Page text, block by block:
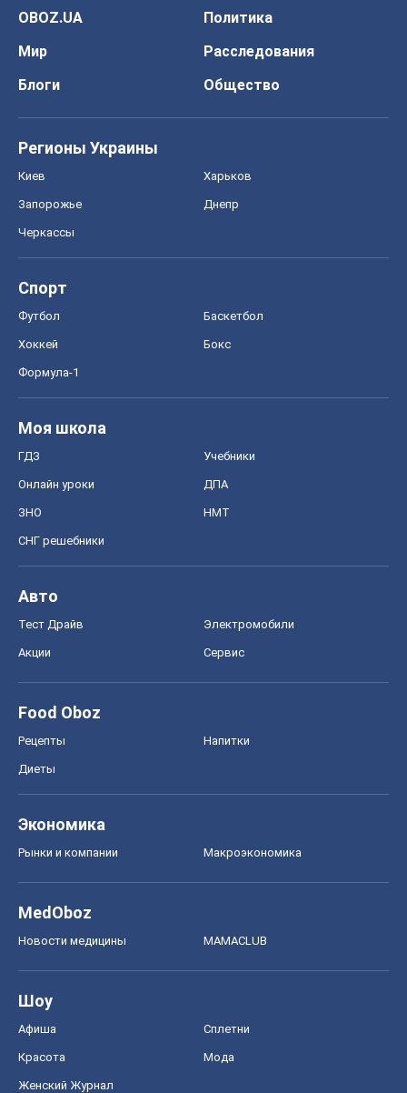
OBOZ.UA
Политика
Мир
Расследования
Блоги
Общество
Регионы Украины
Киев Харьков
Запорожье Днепр
Черкассы
Спорт
Футбол Баскетбол
Хоккей Бокс
Формула-1
Моя школа
ГДЗ Учебники
Онлайн уроки ДПА
ЗНО НМТ
СНГ решебники
Авто
Тест Драйв Электромобили
Акции Сервис
Food Oboz
Рецепты Напитки
Диеты
Экономика
Рынки и компании Mакроэкономика
MedOboz
Новости медицины MAMACLUB
Шоу
Афиша Сплетни
Красота Мода
Женский Журнал